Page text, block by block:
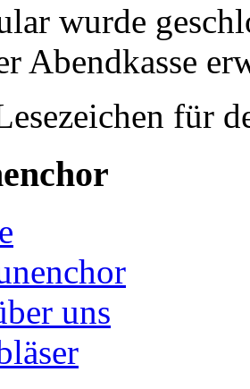
wurde
Abendkasse
für
uns